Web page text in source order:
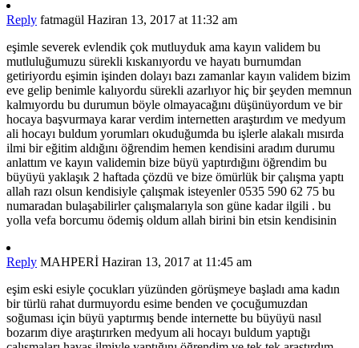
Reply fatmagül Haziran 13, 2017 at 11:32 am
eşimle severek evlendik çok mutluyduk ama kayın validem bu
mutluluğumuzu sürekli kıskanıyordu ve hayatı burnumdan
getiriyordu eşimin işinden dolayı bazı zamanlar kayın validem bizim
eve gelip benimle kalıyordu sürekli azarlıyor hiç bir şeyden memnun
kalmıyordu bu durumun böyle olmayacağını düşünüyordum ve bir
hocaya başvurmaya karar verdim internetten araştırdım ve medyum
ali hocayı buldum yorumları okuduğumda bu işlerle alakalı mısırda
ilmi bir eğitim aldığını öğrendim hemen kendisini aradım durumu
anlattım ve kayın validemin bize büyü yaptırdığını öğrendim bu
büyüyü yaklaşık 2 haftada çözdü ve bize ömürlük bir çalışma yaptı
allah razı olsun kendisiyle çalışmak isteyenler 0535 590 62 75 bu
numaradan bulaşabilirler çalışmalarıyla son güne kadar ilgili . bu
yolla vefa borcumu ödemiş oldum allah birini bin etsin kendisinin
Reply MAHPERİ Haziran 13, 2017 at 11:45 am
eşim eski esiyle çocukları yüzünden görüşmeye başladı ama kadın
bir türlü rahat durmuyordu esime benden ve çocuğumuzdan
soğuması için büyü yaptırmış bende internette bu büyüyü nasıl
bozarım diye araştırırken medyum ali hocayı buldum yaptığı